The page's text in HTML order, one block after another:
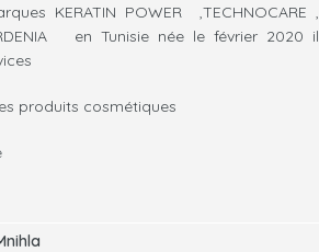
KERATIN POWER ,TECHNOCARE ,
en Tunisie née le février 2020 il
produits cosmétiques